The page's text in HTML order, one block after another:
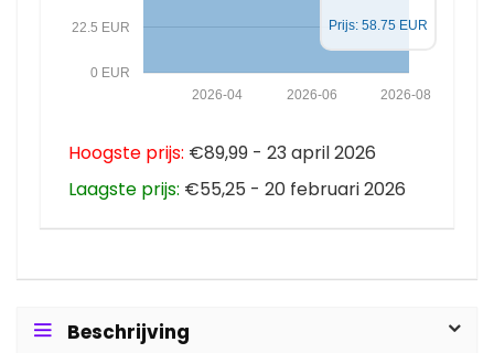
0 EUR
22.5 EUR
2026-08
2026-06
2026-04
Prijs: 58.75 EUR
Hoogste prijs: €89,99 - 23 april 2026
Laagste prijs: €55,25 - 20 februari 2026
Beschrijving